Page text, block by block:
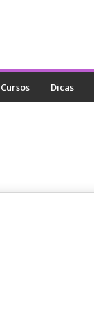
Cursos Dicas